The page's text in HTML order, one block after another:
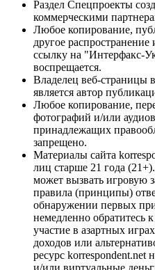
Раздел Спецпроекты
коммерческими
Любое копирование,
другое
ссылку на "Интерфакс-
воспрещается.
Владелец веб-страницы
является автор
Любое копирование,
фотографий и/или
принадлежащих
запрещено.
Материалы сайта
лиц старше 21 года
может вызвать игровую
правила (принципы)
обнаружении первых
немедленно обратитесь
участие в азартных
доходов или
ресурс korrespondent.net
и/или виртуальные